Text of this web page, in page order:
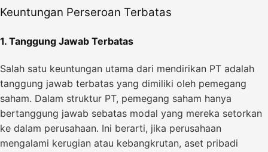
Keuntungan Perseroan Terbatas
1. Tanggung Jawab Terbatas
Salah satu keuntungan utama dari mendirikan PT adalah
tanggung jawab terbatas yang dimiliki oleh pemegang
saham. Dalam struktur PT, pemegang saham hanya
bertanggung jawab sebatas modal yang mereka setorkan
ke dalam perusahaan. Ini berarti, jika perusahaan
mengalami kerugian atau kebangkrutan, aset pribadi